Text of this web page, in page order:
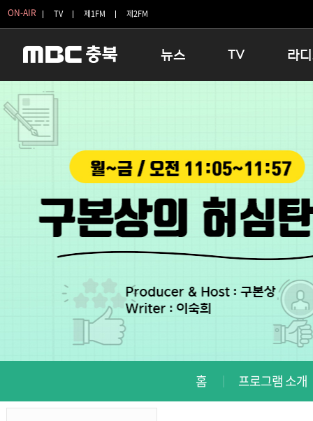
ON-AIR TV 제1FM 제2FM
뉴스
괴산
보은
영동
제천
증평
TV
충북 시사토론 창
시청자 FLEX
특집프로그램
라
우리 고
우리 고
홈 프로그램 소개